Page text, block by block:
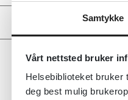
Samtykke
Vårt nettsted bruker
Helsebiblioteket bruker
deg best mulig